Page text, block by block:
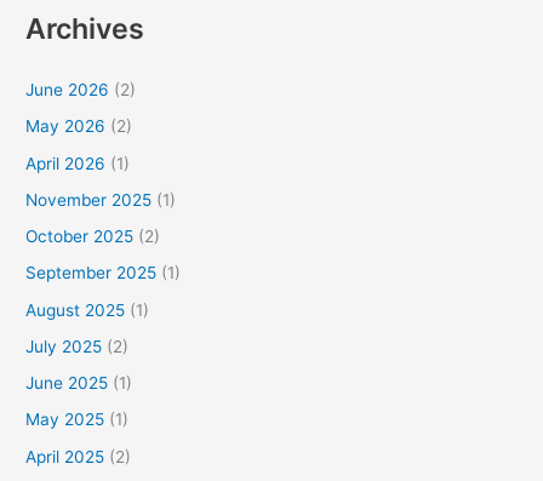
Archives
June 2026 (2)
May 2026 (2)
April 2026 (1)
November 2025 (1)
October 2025 (2)
September 2025 (1)
August 2025 (1)
July 2025 (2)
June 2025 (1)
May 2025 (1)
April 2025 (2)